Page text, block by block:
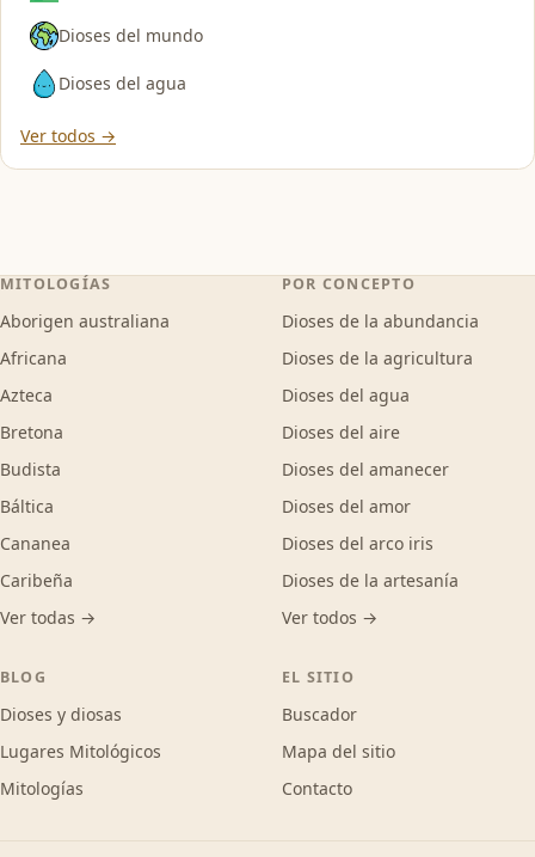
Dioses del mundo
Dioses del agua
Ver todos →
MITOLOGÍAS
Aborigen australiana
Africana
Azteca
Bretona
Budista
Báltica
Cananea
Caribeña
Ver todas →
POR CONCEPTO
Dioses de la abundancia
Dioses de la agricultura
Dioses del agua
Dioses del aire
Dioses del amanecer
Dioses del amor
Dioses del arco iris
Dioses de la artesanía
Ver todos →
BLOG
Dioses y diosas
Lugares Mitológicos
Mitologías
EL SITIO
Buscador
Mapa del sitio
Contacto